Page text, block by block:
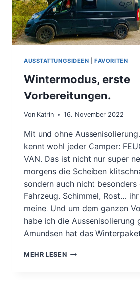
AUSSTATTUNGSIDEEN |FAVORITEN
Wintermodus, erste
Vorbereitungen.
Von Katrin 16. November 2022
Mit und ohne
kennt wohl jeder Camper:
VAN. Das ist nicht nur super
morgens die Scheiben
sondern auch nicht
Fahrzeug. Schimmel, Rost…
meine. Und um dem ganzen
habe ich die Aussenisolierung
Amundsen hat das
MEHR LESENWINTERMODUS,